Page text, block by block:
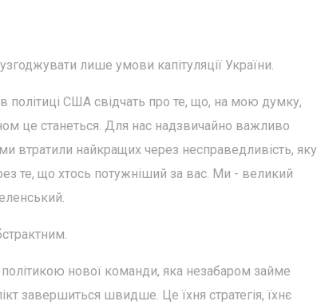
лише умови капітуляції України.
політиці США свідчать про те, що, на мою думку,
це станеться. Для нас надзвичайно важливо
втратили найкращих через несправедливість, яку
те, що хтось потужніший за вас. Ми - великий
нової команди, яка незабаром займе
завершиться швидше. Це їхня стратегія, їхнє